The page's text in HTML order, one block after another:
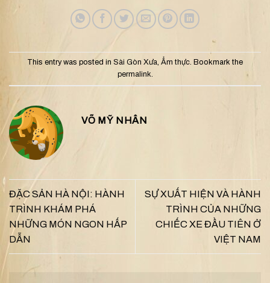
This entry was posted in Sài Gòn Xưa, Ẩm thực. Bookmark the
permalink.
VÕ MỸ NHÂN
ĐẶC SẢN HÀ NỘI: HÀNH
TRÌNH KHÁM PHÁ
NHỮNG MÓN NGON HẤP
DẪN
SỰ XUẤT HIỆN VÀ HÀNH
TRÌNH CỦA NHỮNG
CHIẾC XE ĐẦU TIÊN Ở
VIỆT NAM